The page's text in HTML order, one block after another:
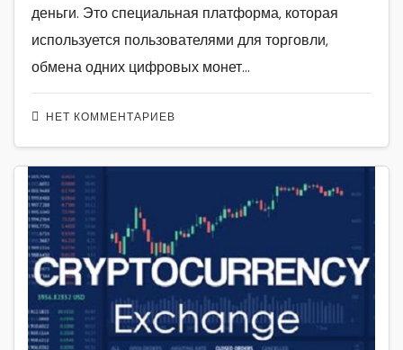
НЕТ КОММЕНТАРИЕВ
деньги. Это специальная платформа, которая
используется пользователями для торговли,
обмена одних цифровых монет…